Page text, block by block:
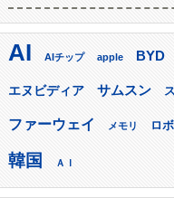
AI AIチップ apple BYD
エヌビディア サムスン
ファーウェイ メモリ ロ
韓国 ＡＩ